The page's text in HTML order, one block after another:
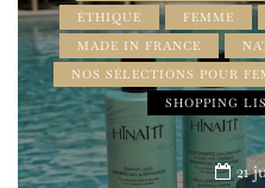
ÉTHIQUE
FEMME
MADE IN FRANCE
NOS SÉLECTIONS POUR
SHOPPING
21